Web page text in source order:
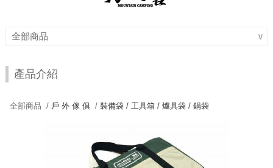
全部商品 ∨
產品介紹
全部商品 / 戶 外 傢 俱 /裝備袋 / 工具箱 / 爐具袋 / 鍋袋